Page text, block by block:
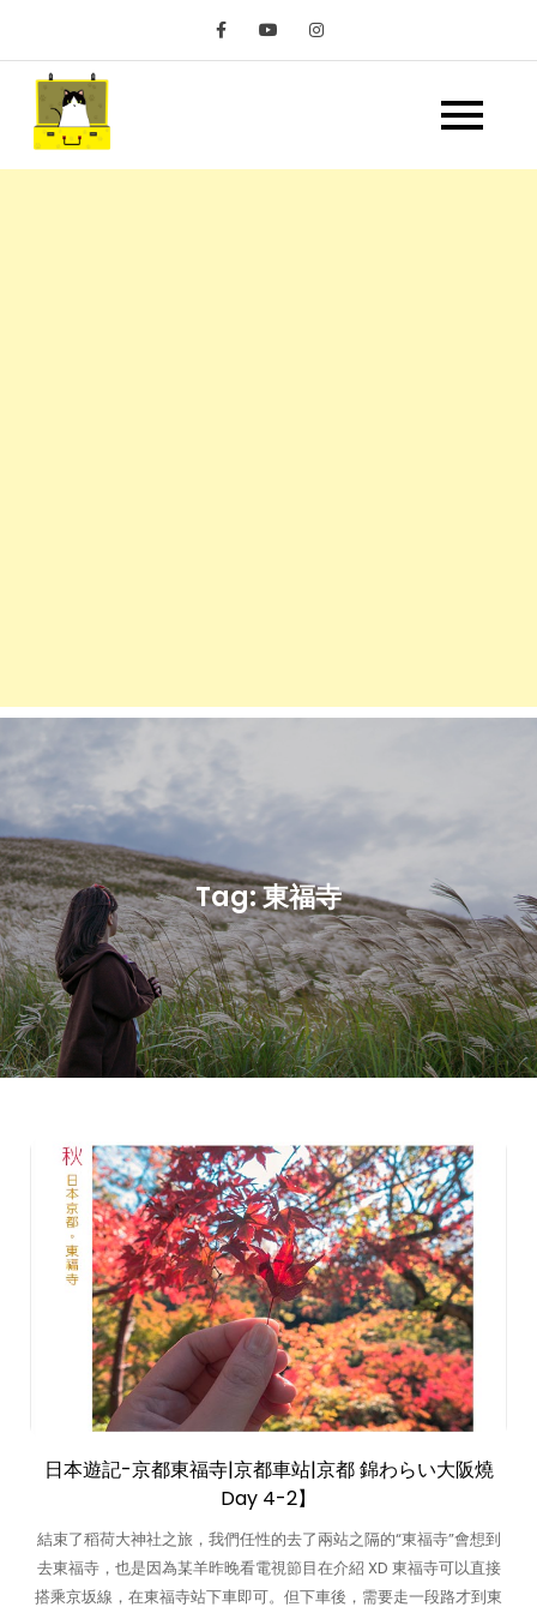
content
嘿 我要旅行 Hey Travel
Life
Tag:東福寺
日本遊記-京都東福寺|京都車站|京都 錦わらい大阪燒
Day 4-2】
結束了稻荷大神社之旅，我們任性的去了兩站之隔的“東福寺”會想到
去東福寺，也是因為某羊昨晚看電視節目在介紹 XD 東福寺可以直接
搭乘京坂線，在東福寺站下車即可。但下車後，需要走一段路才到東